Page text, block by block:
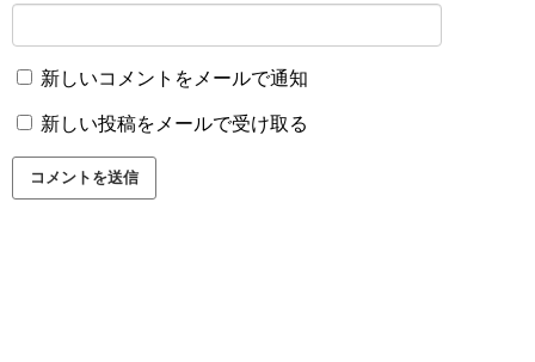
新しいコメントをメールで通知
新しい投稿をメールで受け取る